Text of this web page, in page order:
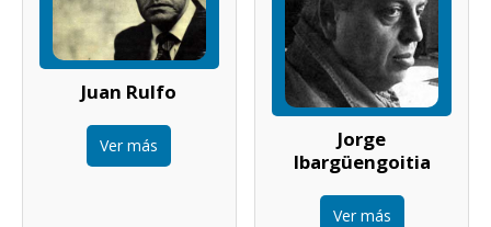
Juan Rulfo
Ver más
Jorge
Ibargüengoitia
Ver más